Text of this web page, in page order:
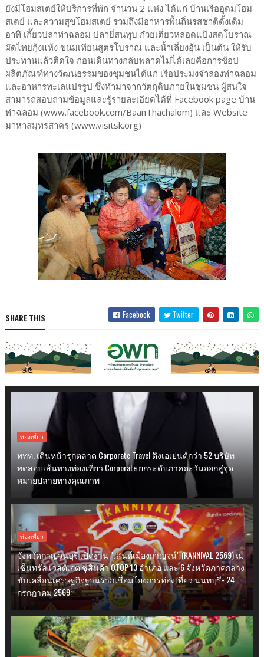
ยังมีโฮมสเตย์ให้บริการที่พัก จำนวน 2 แห่ง ได้แก่ บ้านเรืออุดมโฮม
สเตย์ และความสุขโฮมสเตย์ รวมถึงมีอาหารพื้นถิ่นรสชาติดั้งเดิม
อาทิ เกี๊ยวปลาท่าฉลอม ปลายี่สนทุบ ก๋วยเตี๋ยวหลอดแป้งสดโบราณ
ผัดไทยกุ้งแห้ง ขนมเทียนสูตรโบราณ และน้ำเลี่ยงฮุ้น เป็นต้น ให้รับ
ประทานแล้วติดใจ ก่อนเดินทางกลับพลาดไม่ได้เลยคือการช้อป
ผลิตภัณฑ์ทางวัฒนธรรมของชุมชนได้แก่ เรือประมงจำลองท่าฉลอม
และอาหารทะเลแปรรูป ซึ่งทำมาจากวัตถุดิบภายในชุมชน ผู้สนใจ
สามารถสอบถามข้อมูลและรู้รายละเอียดได้ที่ Facebook page บ้าน
ท่าฉลอม (www.facebook.com/BaanThachalom) และ Website
มาหาสมุทรสาคร (www.visitsk.org)
SHARE THIS Facebook Twitter
ท่องเที่ยว
ททท. เดินหน้ารุกตลาด Corporate Travel ดึงเอเย่นต์กว่า 52 บริษัท
ทดสอบเส้นทางท่องเที่ยว Corporate ยกระดับภาคตะวันออกสู่จุด
หมายปลายทางคุณภาพ
ท่องเที่ยว
จังหวัดกาญจนบุรี เปิดงาน "เสน่ห์เมืองกาญจน์" (KANNIVAL 2569) ณ
เซ็นทรัล เวสต์เกต ชูสินค้า OTOP 13 อำเภอ และ 6 จังหวัดภาคกลาง
ขับเคลื่อนเศรษฐกิจฐานรากเชื่อมโยงการท่องเที่ยว นนทบุรี- 24
กรกฎาคม 2569: